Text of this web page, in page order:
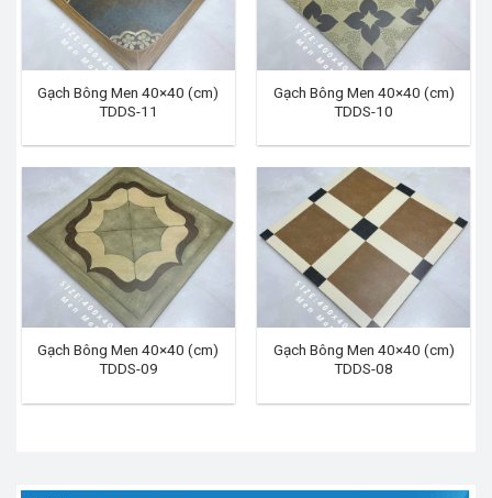
Gạch Bông Men 40×40 (cm)
TDDS-11
Gạch Bông Men 40×40 (cm)
TDDS-10
Gạch Bông Men 40×40 (cm)
TDDS-09
Gạch Bông Men 40×40 (cm)
TDDS-08